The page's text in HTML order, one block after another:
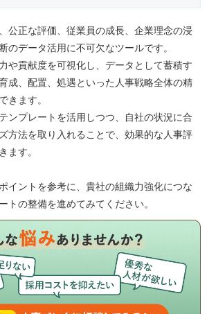
公正な評価、従業員の成長、企業理念の浸
のデータ活用に不可欠なツールです。
や貢献度を可視化し、データとして蓄積す
成、配置、処遇といった人事戦略全体の精
きます。
ンプレートを活用しつつ、自社の状況に合
方法を取り入れることで、効果的な人事評
ます。
イントを参考に、貴社の組織力強化につな
トの整備を進めてみてください。